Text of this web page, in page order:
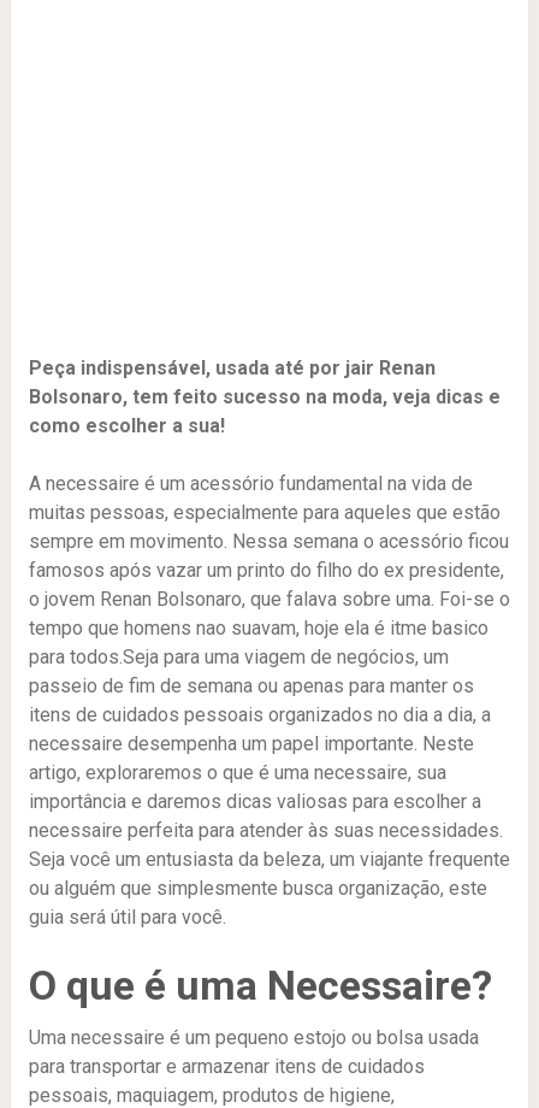
Peça indispensável, usada até por jair Renan
Bolsonaro, tem feito sucesso na moda, veja dicas e
como escolher a sua!
A necessaire é um acessório fundamental na vida de
muitas pessoas, especialmente para aqueles que estão
sempre em movimento. Nessa semana o acessório ficou
famosos após vazar um printo do filho do ex presidente,
o jovem Renan Bolsonaro, que falava sobre uma. Foi-se o
tempo que homens nao suavam, hoje ela é itme basico
para todos.Seja para uma viagem de negócios, um
passeio de fim de semana ou apenas para manter os
itens de cuidados pessoais organizados no dia a dia, a
necessaire desempenha um papel importante. Neste
artigo, exploraremos o que é uma necessaire, sua
importância e daremos dicas valiosas para escolher a
necessaire perfeita para atender às suas necessidades.
Seja você um entusiasta da beleza, um viajante frequente
ou alguém que simplesmente busca organização, este
guia será útil para você.
O que é uma Necessaire?
Uma necessaire é um pequeno estojo ou bolsa usada
para transportar e armazenar itens de cuidados
pessoais, maquiagem, produtos de higiene,